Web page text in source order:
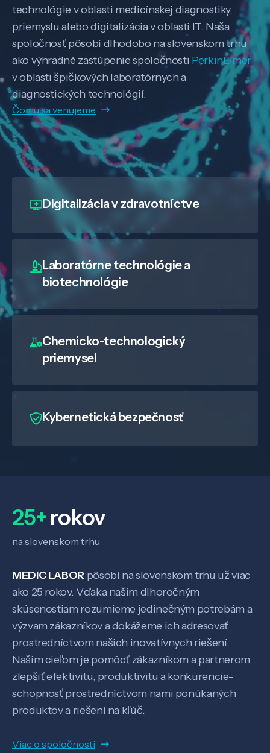
Pôsobenie
SK EN
technológie v oblasti medicínskej diagnostiky,
priemyslu alebo digitalizácia v oblasti IT. Naša
spoločnosť pôsobí dlhodobo na slovenskom trhu
ako výhradné zastúpenie spoločnosti PerkinElmer
v oblasti špičkových laboratórnych a
diagnostických technológií.
Čomu sa venujeme
Digitalizáciav zdravotníctve
Laboratórne technológie a
biotechnológie
Chemicko-technologický
priemysel
Kybernetická bezpečnosť
25+rokov
na slovenskom trhu
MEDIC LABOR pôsobí na slovenskom trhu už viac
ako 25 rokov. Vďaka našim dlhoročným
skúsenostiam rozumieme jedinečným potrebám a
výzvam zákazníkov a dokážeme ich adresovať
prostredníctvom našich inovatívnych riešení.
Našim cieľom je pomôcť zákazníkom a partnerom
zlepšiť efektivitu, produktivitu a konkurencie-
schopnosť prostredníctvom nami ponúkaných
produktov a riešení na kľúč.
Viac o spoločnosti